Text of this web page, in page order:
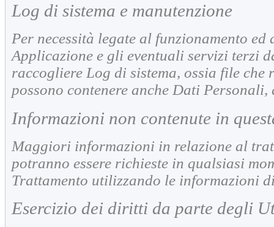
Log di sistema e manutenzione
Per necessità legate al funzionamento
Applicazione e gli eventuali servizi terzi
raccogliere Log di sistema, ossia file che
possono contenere anche Dati
Informazioni non contenute in
Maggiori informazioni in relazione al
potranno essere richieste in qualsiasi
Trattamento utilizzando le informazioni
Esercizio dei diritti da parte degli